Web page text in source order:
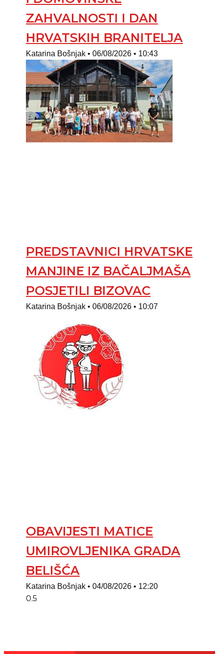
ZAHVALNOSTI I DAN
HRVATSKIH BRANITELJA
Katarina Bošnjak 06/08/2026 10:43
PREDSTAVNICI HRVATSKE
MANJINE IZ BAČALJMAŠA
POSJETILI BIZOVAC
Katarina Bošnjak 06/08/2026 10:07
OBAVIJESTI MATICE
UMIROVLJENIKA GRADA
BELIŠĆA
Katarina Bošnjak 04/08/2026 12:20